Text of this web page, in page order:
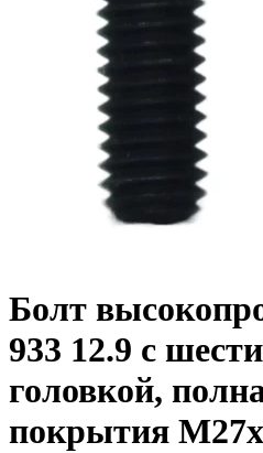
Болт
933 12.9 с
головкой,
покрытия